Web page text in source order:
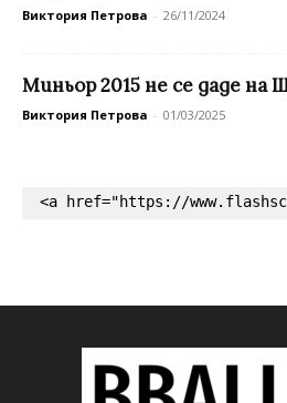
Виктория Петрова - 26/11/2024
Миньор 2015 не се даде на
Виктория Петрова - 01/03/2025
<a href="https://